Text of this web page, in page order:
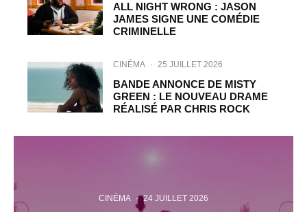
ALL NIGHT WRONG : JASON
JAMES SIGNE UNE COMÉDIE
CRIMINELLE
CINÉMA · 25 JUILLET 2026
BANDE ANNONCE DE MISTY
GREEN : LE NOUVEAU DRAME
RÉALISÉ PAR CHRIS ROCK
CINÉMA · 24 JUILLET 2026